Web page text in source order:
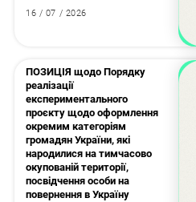
16 / 07 / 2026
ПОЗИЦІЯ щодо Порядку
реалізації
експериментального
проєкту щодо оформлення
окремим категоріям
громадян України, які
народилися на тимчасово
окупованій території,
посвідчення особи на
повернення в Україну